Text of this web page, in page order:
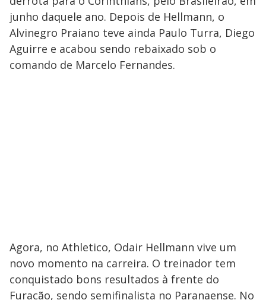
junho daquele ano. Depois de Hellmann, o
Alvinegro Praiano teve ainda Paulo Turra, Diego
Aguirre e acabou sendo rebaixado sob o
comando de Marcelo Fernandes.
Agora, no Athletico, Odair Hellmann vive um
novo momento na carreira. O treinador tem
conquistado bons resultados à frente do
Furacão, sendo semifinalista no Paranaense. No